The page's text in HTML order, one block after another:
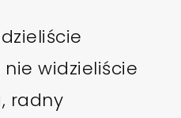
nie widzieliście
radny